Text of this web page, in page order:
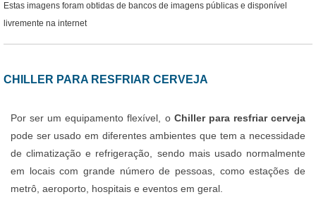
Estas imagens foram obtidas de bancos de imagens públicas e disponível
livremente na internet
CHILLER PARA RESFRIAR CERVEJA
Por ser um equipamento flexível, o Chiller para resfriar cerveja
pode ser usado em diferentes ambientes que tem a necessidade
de climatização e refrigeração, sendo mais usado normalmente
em locais com grande número de pessoas, como estações de
metrô, aeroporto, hospitais e eventos em geral.